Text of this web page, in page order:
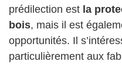
prédilection est la
bois, mais il est
opportunités. Il
particulièrement aux